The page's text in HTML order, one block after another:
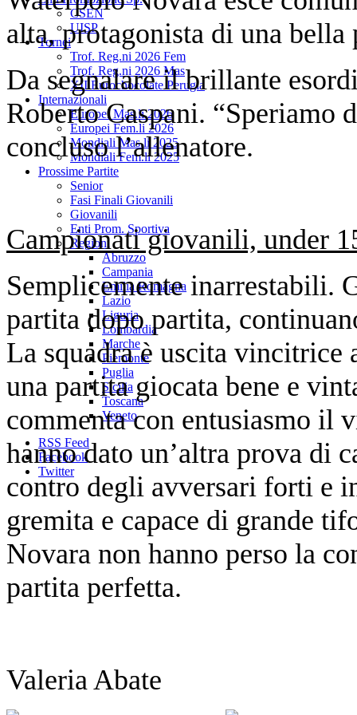
CSEN
UISP
Tornei
Trof. Reg.ni 2026 Fem
Trof. Reg.ni 2026 Mas
XII Eurochocolate Perugia
Internazionali
Europei Mas.li 2026
Europei Fem.li 2026
Mondiali Mas.li 2025
Mondiali Fem.li 2025
Prossime Partite
Senior
Fasi Finali Giovanili
Giovanili
Enti Prom. Sportiva
Regioni
Abruzzo
Campania
Emilia Romagna
Lazio
Liguria
Lombardia
Marche
Piemonte
Puglia
Sicilia
Toscana
Veneto
RSS Feed
Facebook
Twitter
alta, protagonista di una bella
Da segnalare il brillante
Roberto Caspani. “Speriamo
concluso l’allenatore.
Campionati giovanili, under
Semplicemente inarrestabili.
partita dopo partita,
La squadra è uscita vincitrice
una partita giocata bene e
commenta con entusiasmo il
hanno dato un’altra prova di
contro degli avversari forti e
gremita e capace di grande
Novara non hanno perso la
partita perfetta.
Valeria Abate